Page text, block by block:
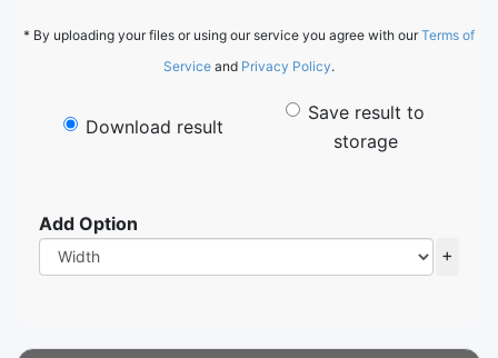
* By uploading your files or using our service you agree with ourTerms of
Service and Privacy Policy.
Download result
Save result to
storage
Add Option
+